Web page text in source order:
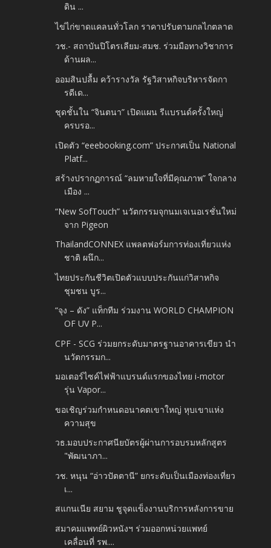
ดิน ...
ไข่ไก่ขาดแคลนทั่วโลก ราคาปรับตามกลไกตลาด
วช.- สถาบันปิโตรเลียม-สมช. ร่วมมือทางวิชาการ
ด้านผล...
ออมสินปลื้ม คว้ารางวัล รัฐวิสาหกิจบริหารจัดกา
รดีเด...
ชุดชั้นใน “จินตนา” เปิดแผน รีแบรนด์ครั้งใหญ่
ครบรอ...
เปิดตัว “eeebooking.com” ประกาศเป็น National
Platf...
สร้างปรากฏการณ์ “ลมหายใจที่มีคุณภาพ” ใจกลาง
เมือง ...
“New SofTouch” นวัตกรรมจุกนมเจเนอเรชั่นใหม่
จาก Pigeon
ThailandCONNEX แพลตฟอร์มการท่องเที่ยวแห่ง
ชาติ ผนึก...
ไทยประกันชีวิตเปิดตัวแบบประกันแก่วิสาหกิจ
ชุมชน บูร...
“จุง – ดัง” แท็กทีม ร่วมงาน WORLD CHAMPION
OF UV P...
CPF - SCG ร่วมยกระดับมาตรฐานอาคารเขียว นำ
นวัตกรรมก...
มอเตอร์ไซค์ไฟฟ้าแบรนด์แรกของไทย i-motor
รุ่น Vapor...
ขอเชิญร่วมกำหนดอนาคตเขาใหญ่ หุบเขาแห่ง
ความสุข
วธ.มอบประกาศนียบัตรผู้ผ่านการอบรมหลักสูตร
"พัฒนาภา...
วช. หนุน “อ่าวปัตตานี” ยกระดับเป็นเมืองท่องเที่ยว
เ...
สแกนเนีย สยาม ชูจุดแข็งงานบริการหลังการขาย
สมาคมแพทย์ผิวหนังฯ ร่วมออกหน่วยแพทย์
เคลื่อนที่ รพ....